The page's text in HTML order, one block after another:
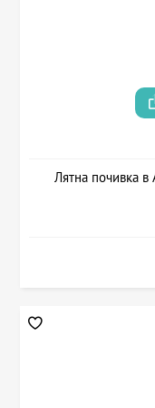
Лятна почивка